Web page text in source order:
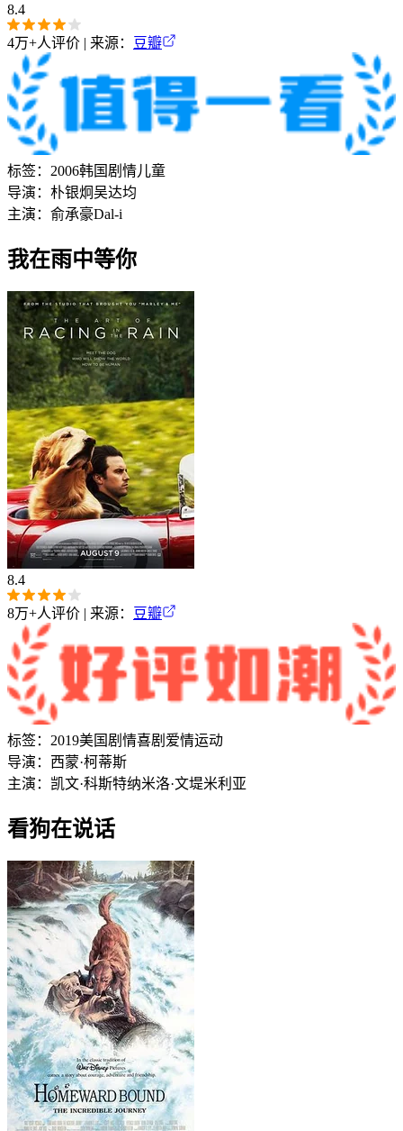
8.4
4万+人评价 | 来源： 豆瓣
标签： 2006韩国 剧情儿童
导演： 朴银炯吴达均
主演： 俞承豪Dal-i
我在雨中等你
8.4
8万+人评价 | 来源： 豆瓣
标签： 2019美国 剧情喜剧 爱情运动
导演： 西蒙·柯蒂斯
主演： 凯文·科斯特纳米洛·文堤米利亚
看狗在说话